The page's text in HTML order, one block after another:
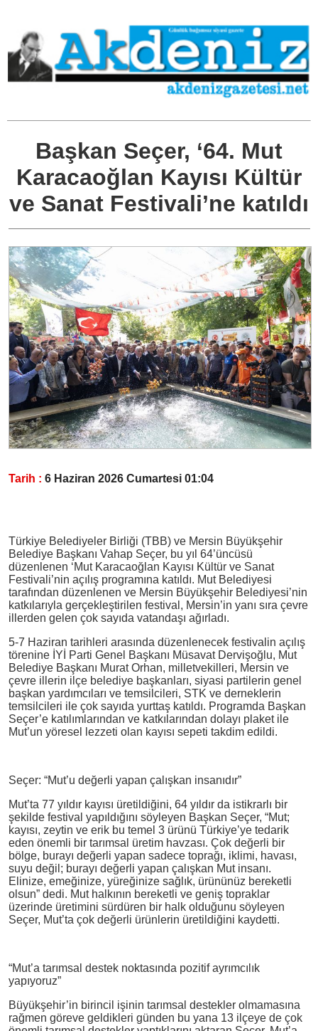
Başkan Seçer, ‘64. Mut
Karacaoğlan Kayısı Kültür
ve Sanat Festivali’ne katıldı
Tarih : 6 Haziran 2026 Cumartesi 01:04
Türkiye Belediyeler Birliği (TBB) ve Mersin Büyükşehir
Belediye Başkanı Vahap Seçer, bu yıl 64’üncüsü
düzenlenen ‘Mut Karacaoğlan Kayısı Kültür ve Sanat
Festivali’nin açılış programına katıldı. Mut Belediyesi
tarafından düzenlenen ve Mersin Büyükşehir Belediyesi’nin
katkılarıyla gerçekleştirilen festival, Mersin’in yanı sıra çevre
illerden gelen çok sayıda vatandaşı ağırladı.
5-7 Haziran tarihleri arasında düzenlenecek festivalin açılış
törenine İYİ Parti Genel Başkanı Müsavat Dervişoğlu, Mut
Belediye Başkanı Murat Orhan, milletvekilleri, Mersin ve
çevre illerin ilçe belediye başkanları, siyasi partilerin genel
başkan yardımcıları ve temsilcileri, STK ve derneklerin
temsilcileri ile çok sayıda yurttaş katıldı. Programda Başkan
Seçer’e katılımlarından ve katkılarından dolayı plaket ile
Mut’un yöresel lezzeti olan kayısı sepeti takdim edildi.
Seçer: “Mut’u değerli yapan çalışkan insanıdır”
Mut’ta 77 yıldır kayısı üretildiğini, 64 yıldır da istikrarlı bir
şekilde festival yapıldığını söyleyen Başkan Seçer, “Mut;
kayısı, zeytin ve erik bu temel 3 ürünü Türkiye’ye tedarik
eden önemli bir tarımsal üretim havzası. Çok değerli bir
bölge, burayı değerli yapan sadece toprağı, iklimi, havası,
suyu değil; burayı değerli yapan çalışkan Mut insanı.
Elinize, emeğinize, yüreğinize sağlık, ürününüz bereketli
olsun” dedi. Mut halkının bereketli ve geniş topraklar
üzerinde üretimini sürdüren bir halk olduğunu söyleyen
Seçer, Mut’ta çok değerli ürünlerin üretildiğini kaydetti.
“Mut’a tarımsal destek noktasında pozitif ayrımcılık
yapıyoruz”
Büyükşehir’in birincil işinin tarımsal destekler olmamasına
rağmen göreve geldikleri günden bu yana 13 ilçeye de çok